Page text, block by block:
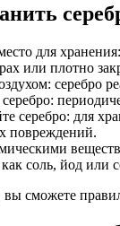
для
или плотно
серебро
серебро: для
повреждений.
соль, йод или
сможете